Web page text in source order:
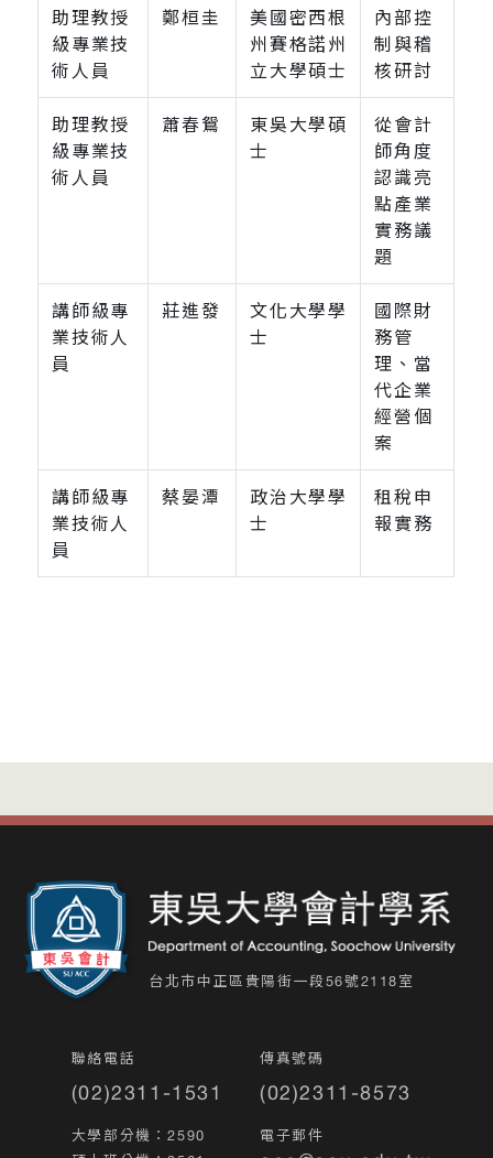
助理教授
級專業技
術人員
鄭桓圭
美國密西根
州賽格諾州
立大學碩士
內部控
制與稽
核研討
助理教授
級專業技
術人員
蕭春鴛
東吳大學碩
士
從會計
師角度
認識亮
點產業
實務議
題
講師級專
業技術人
員
莊進發
文化大學學
士
國際財
務管
理、當
代企業
經營個
案
講師級專
業技術人
員
蔡晏潭
政治大學學
士
租稅申
報實務
台北市中正區貴陽街一段56號2118室
聯絡電話
(02)2311-1531
大學部分機：2590
傳真號碼
(02)2311-8573
電子郵件